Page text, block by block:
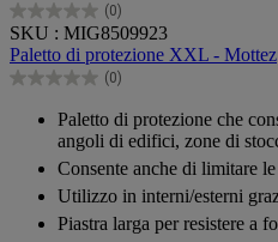
(0)
0.0
su
5
stelle.
SKU : MIG8509923
Paletto di protezione XXL - Mottez
(0)
0.0
Paletto di protezione che
angoli di edifici, zone di
Consente anche di limitare
Utilizzo in interni/esterni
Piastra larga per resistere a